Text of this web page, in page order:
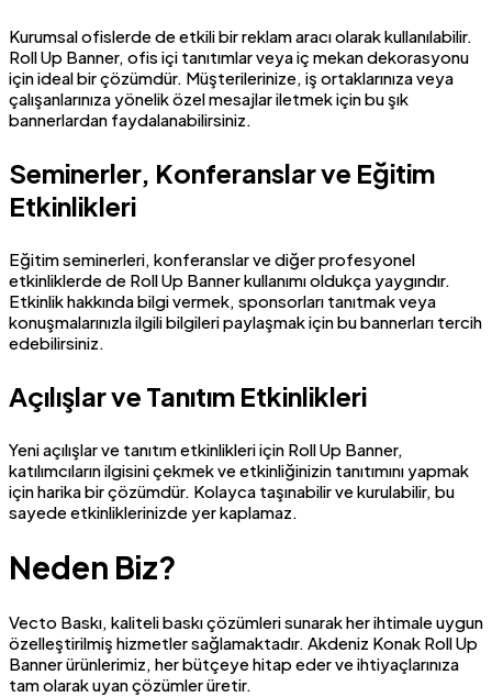
Kurumsal ofislerde de etkili bir reklam aracı olarak kullanılabilir.
Roll Up Banner, ofis içi tanıtımlar veya iç mekan dekorasyonu
için ideal bir çözümdür. Müşterilerinize, iş ortaklarınıza veya
çalışanlarınıza yönelik özel mesajlar iletmek için bu şık
bannerlardan faydalanabilirsiniz.
Seminerler, Konferanslar ve Eğitim
Etkinlikleri
Eğitim seminerleri, konferanslar ve diğer profesyonel
etkinliklerde de Roll Up Banner kullanımı oldukça yaygındır.
Etkinlik hakkında bilgi vermek, sponsorları tanıtmak veya
konuşmalarınızla ilgili bilgileri paylaşmak için bu bannerları tercih
edebilirsiniz.
Açılışlar ve Tanıtım Etkinlikleri
Yeni açılışlar ve tanıtım etkinlikleri için Roll Up Banner,
katılımcıların ilgisini çekmek ve etkinliğinizin tanıtımını yapmak
için harika bir çözümdür. Kolayca taşınabilir ve kurulabilir, bu
sayede etkinliklerinizde yer kaplamaz.
Neden Biz?
Vecto Baskı, kaliteli baskı çözümleri sunarak her ihtimale uygun
özelleştirilmiş hizmetler sağlamaktadır. Akdeniz Konak Roll Up
Banner ürünlerimiz, her bütçeye hitap eder ve ihtiyaçlarınıza
tam olarak uyan çözümler üretir.